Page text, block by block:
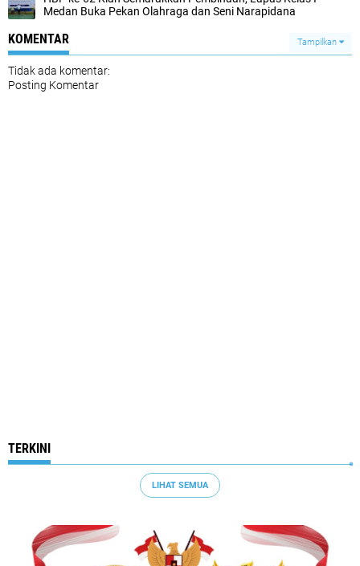
Medan Buka Pekan Olahraga dan Seni Narapidana
KOMENTAR Tampilkan
Tidak ada komentar:
Posting Komentar
TERKINI
LIHAT SEMUA